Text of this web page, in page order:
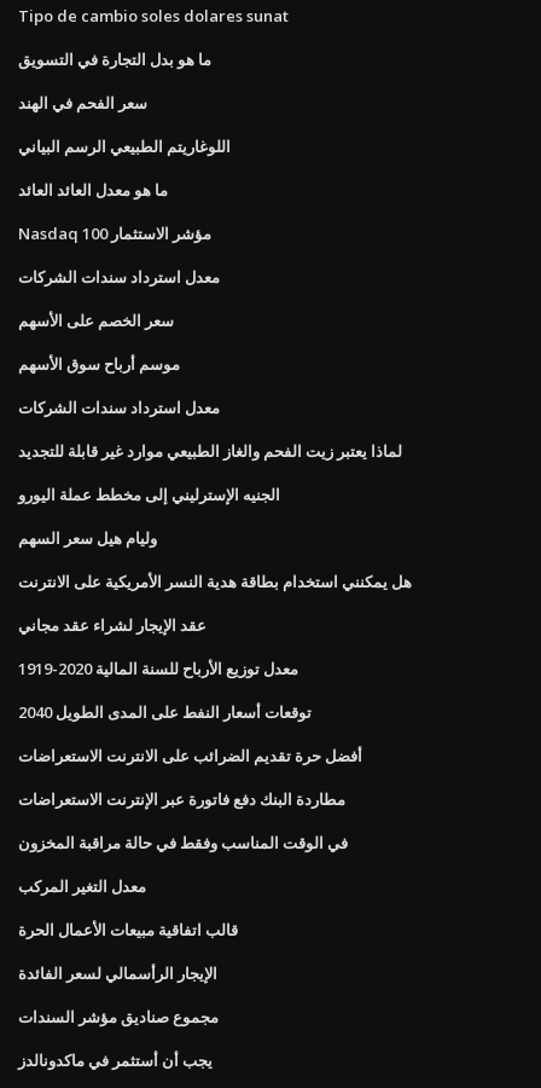
Tipo de cambio soles dolares sunat
ما هو بدل التجارة في التسويق
سعر الفحم في الهند
اللوغاريتم الطبيعي الرسم البياني
ما هو معدل العائد العائد
Nasdaq 100 مؤشر الاستثمار
معدل استرداد سندات الشركات
سعر الخصم على الأسهم
موسم أرباح سوق الأسهم
معدل استرداد سندات الشركات
لماذا يعتبر زيت الفحم والغاز الطبيعي موارد غير قابلة للتجديد
الجنيه الإسترليني إلى مخطط عملة اليورو
وليام هيل سعر السهم
هل يمكنني استخدام بطاقة هدية النسر الأمريكية على الانترنت
عقد الإيجار لشراء عقد مجاني
معدل توزيع الأرباح للسنة المالية 2020-1919
توقعات أسعار النفط على المدى الطويل 2040
أفضل حرة تقديم الضرائب على الانترنت الاستعراضات
مطاردة البنك دفع فاتورة عبر الإنترنت الاستعراضات
في الوقت المناسب وفقط في حالة مراقبة المخزون
معدل التغير المركب
قالب اتفاقية مبيعات الأعمال الحرة
الإيجار الرأسمالي لسعر الفائدة
مجموع صناديق مؤشر السندات
يجب أن أستثمر في ماكدونالدز